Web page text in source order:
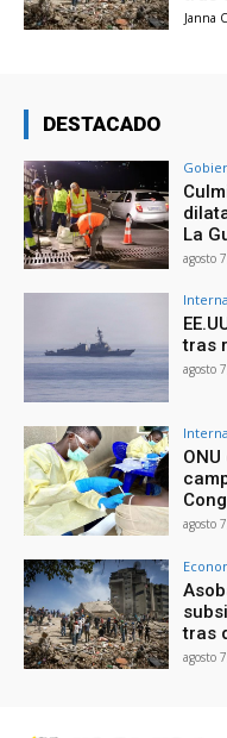
Janna
DESTACADO
La
agosto
tras
agosto
agosto
tras
agosto